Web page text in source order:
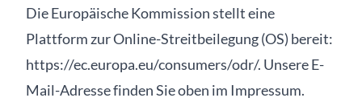
Die Europäische Kommission stellt eine
Plattform zur Online-Streitbeilegung (OS) bereit:
https://ec.europa.eu/consumers/odr/. Unsere E-
Mail-Adresse finden Sie oben im Impressum.